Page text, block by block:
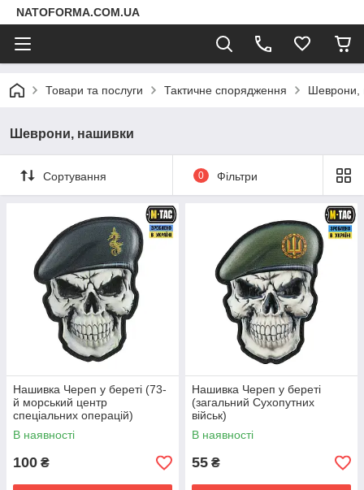
NATOFORMA.COM.UA
Товари та послуги Тактичне спорядження Шеврони,
Шеврони, нашивки
Сортування 0 Фільтри
Нашивка Череп у береті (73-
й морський центр
спеціальних операцій)
В наявності
100 ₴
Нашивка Череп у береті
(загальний Сухопутних
військ)
В наявності
55 ₴